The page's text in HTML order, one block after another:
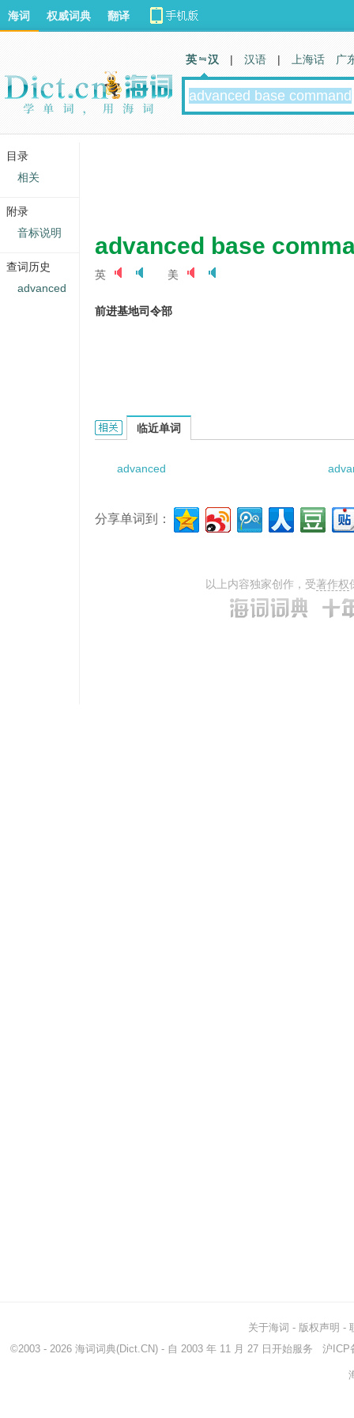
advanced base
英 美
前进基地司令部
Advanced Base Command的相关资料：
临近单词
advanced
分享单词到：
以上内容独家创作，受著作权
海词 权威词典 翻译
英 汉 | 汉语 | 上海话 广
关于海词 - 版权声明 -
©2003 - 2026 海词词典(Dict.CN) - 自 2003 年 11 月 27 日开始服务 沪ICP
目录
相关
附录
音标说明
查词历史
advanced